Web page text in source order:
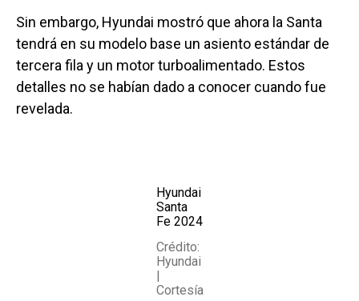
Sin embargo, Hyundai mostró que ahora la Santa
tendrá en su modelo base un asiento estándar de
tercera fila y un motor turboalimentado. Estos
detalles no se habían dado a conocer cuando fue
revelada.
Hyundai
Santa
Fe 2024
Crédito:
Hyundai
|
Cortesía